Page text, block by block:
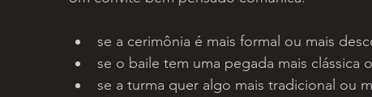
se a cerimônia é mais formal ou mais
se o baile tem uma pegada mais clássica
se a turma quer algo mais tradicional ou